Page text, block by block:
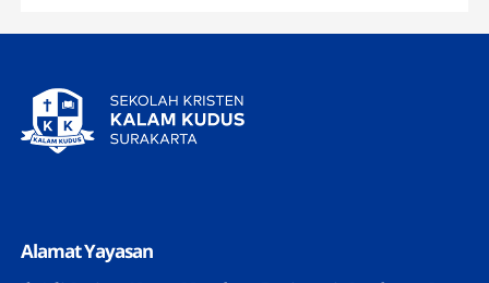
Alamat Yayasan